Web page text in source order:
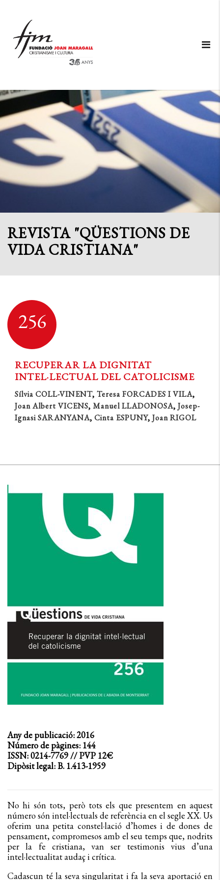
REVISTA "QÜESTIONS DE
VIDA CRISTIANA"
256
RECUPERAR LA DIGNITAT
INTEL·LECTUAL DEL CATOLICISME
Sílvia COLL-VINENT, Teresa FORCADES I VILA,
Joan Albert VICENS, Manuel LLADONOSA, Josep-
Ignasi SARANYANA, Cinta ESPUNY, Joan RIGOL
Any de publicació: 2016
Número de pàgines: 144
ISSN: 0214-7769 // PVP 12€
Dipòsit legal: B. 1.413-1959
No hi són tots, però tots els que presentem en aquest
número són intel·lectuals de referència en el segle XX. Us
oferim una petita constel·lació d’homes i de dones de
pensament, compromesos amb el seu temps que, nodrits
per la fe cristiana, van ser testimonis vius d’una
intel·lectualitat audaç i crítica.
Cadascun té la seva singularitat i fa la seva aportació en